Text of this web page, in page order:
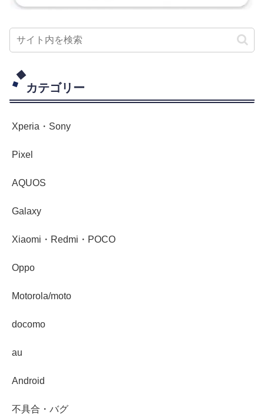
カテゴリー
Xperia・Sony
Pixel
AQUOS
Galaxy
Xiaomi・Redmi・POCO
Oppo
Motorola/moto
docomo
au
Android
不具合・バグ